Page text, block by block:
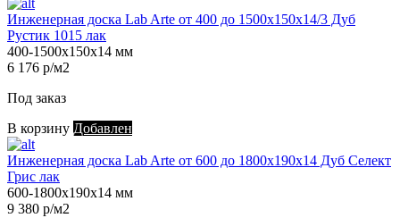
Инженерная доска Lab Arte от 400 до 1500х150х14/3 Дуб
Рустик 1015 лак
400-1500х150х14 мм
6 176 р/м2
Под заказ
В корзину Добавлен
Инженерная доска Lab Arte от 600 до 1800х190х14 Дуб Селект
Грис лак
600-1800х190х14 мм
9 380 р/м2